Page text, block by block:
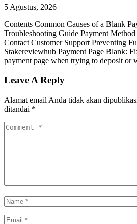
5 Agustus, 2026
Contents Common Causes of a Blank
Troubleshooting Guide Payment
Contact Customer Support Preventing
Stakereviewhub Payment Page Blank:
payment page when trying to deposit
Leave A Reply
Alamat email Anda tidak akan
ditandai *